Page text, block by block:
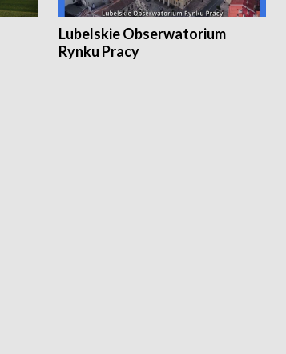
Lubelskie Obserwatorium
Rynku Pracy